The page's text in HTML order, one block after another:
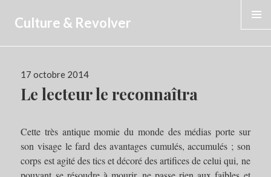
Culture & Revolver
Publié
le
17 octobre 2014
Le lecteur le reconnaîtra
Cette très antique momie du monde des médias porte sur
son visage le fard des avantages cumulés, accumulés ; son
corps est agité des tics et décoré des artifices de celui qui, ne